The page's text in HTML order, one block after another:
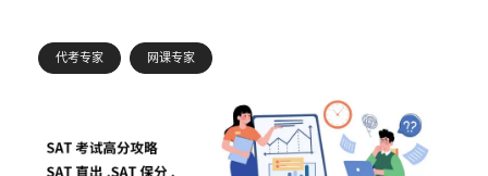
代考专家 网课专家